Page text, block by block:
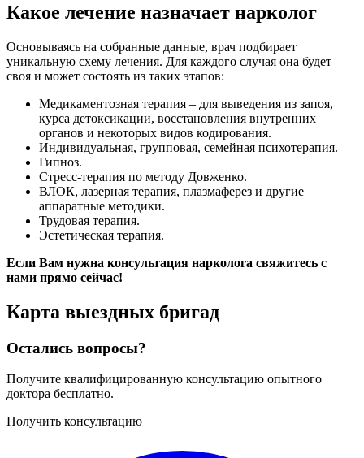
Какое лечение назначает нарколог
Основываясь на собранные данные, врач подбирает
уникальную схему лечения. Для каждого случая она будет
своя и может состоять из таких этапов:
Медикаментозная терапия – для выведения из запоя,
курса детоксикации, восстановления внутренних
органов и некоторых видов кодирования.
Индивидуальная, групповая, семейная психотерапия.
Гипноз.
Стресс-терапия по методу Довженко.
ВЛОК, лазерная терапия, плазмаферез и другие
аппаратные методики.
Трудовая терапия.
Эстетическая терапия.
Если Вам нужна консультация нарколога свяжитесь с
нами прямо сейчас!
Карта выездных бригад
Остались вопросы?
Получите квалифицированную консультацию опытного
доктора бесплатно.
Получить консультацию